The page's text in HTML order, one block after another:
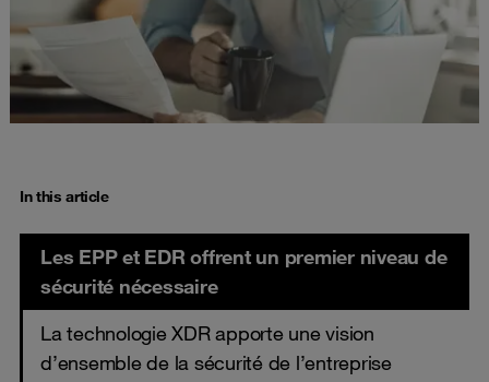
In this article
Les EPP et EDR offrent un premier niveau de
sécurité nécessaire
La technologie XDR apporte une vision
d’ensemble de la sécurité de l’entreprise